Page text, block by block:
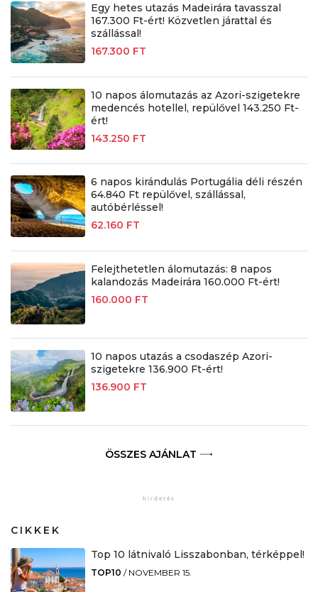
Egy hetes utazás Madeirára tavasszal
167.300 Ft-ért! Közvetlen járattal és
szállással!
167.300 FT
10 napos álomutazás az Azori-szigetekre
medencés hotellel, repülővel 143.250 Ft-
ért!
143.250 FT
6 napos kirándulás Portugália déli részén
64.840 Ft repülővel, szállással,
autóbérléssel!
62.160 FT
Felejthetetlen álomutazás: 8 napos
kalandozás Madeirára 160.000 Ft-ért!
160.000 FT
10 napos utazás a csodaszép Azori-
szigetekre 136.900 Ft-ért!
136.900 FT
ÖSSZES AJÁNLAT
CIKKEK
Top 10 látnivaló Lisszabonban, térképpel!
TOP10 / NOVEMBER 15.